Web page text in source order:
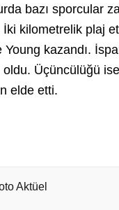
bazı sporcular
kilometrelik plaj
Young kazandı.
Üçüncülüğü
elde etti.
Aktüel